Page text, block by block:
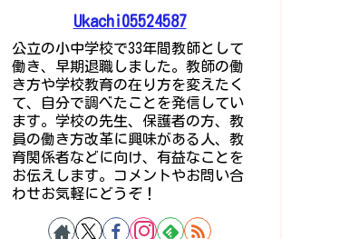
Ukachi05524587
公立の小中学校で33年間教師として
働き、早期退職しました。教師の働
き方や学校教育の在り方を変えたく
て、自分で調べたことを発信してい
ます。学校の先生、保護者の方、教
員の働き方改革に興味がある人、教
育関係者などに向け、有益なことを
お伝えします。コメントやお問い合
わせお気軽にどうぞ！